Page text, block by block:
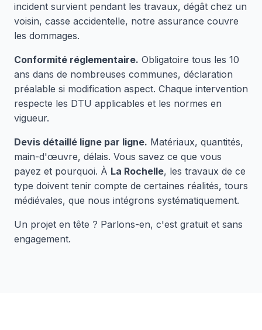
incident survient pendant les travaux, dégât chez un
voisin, casse accidentelle, notre assurance couvre
les dommages.
Conformité réglementaire. Obligatoire tous les 10
ans dans de nombreuses communes, déclaration
préalable si modification aspect. Chaque intervention
respecte les DTU applicables et les normes en
vigueur.
Devis détaillé ligne par ligne. Matériaux, quantités,
main-d'œuvre, délais. Vous savez ce que vous
payez et pourquoi. À La Rochelle, les travaux de ce
type doivent tenir compte de certaines réalités, tours
médiévales, que nous intégrons systématiquement.
Un projet en tête ? Parlons-en, c'est gratuit et sans
engagement.